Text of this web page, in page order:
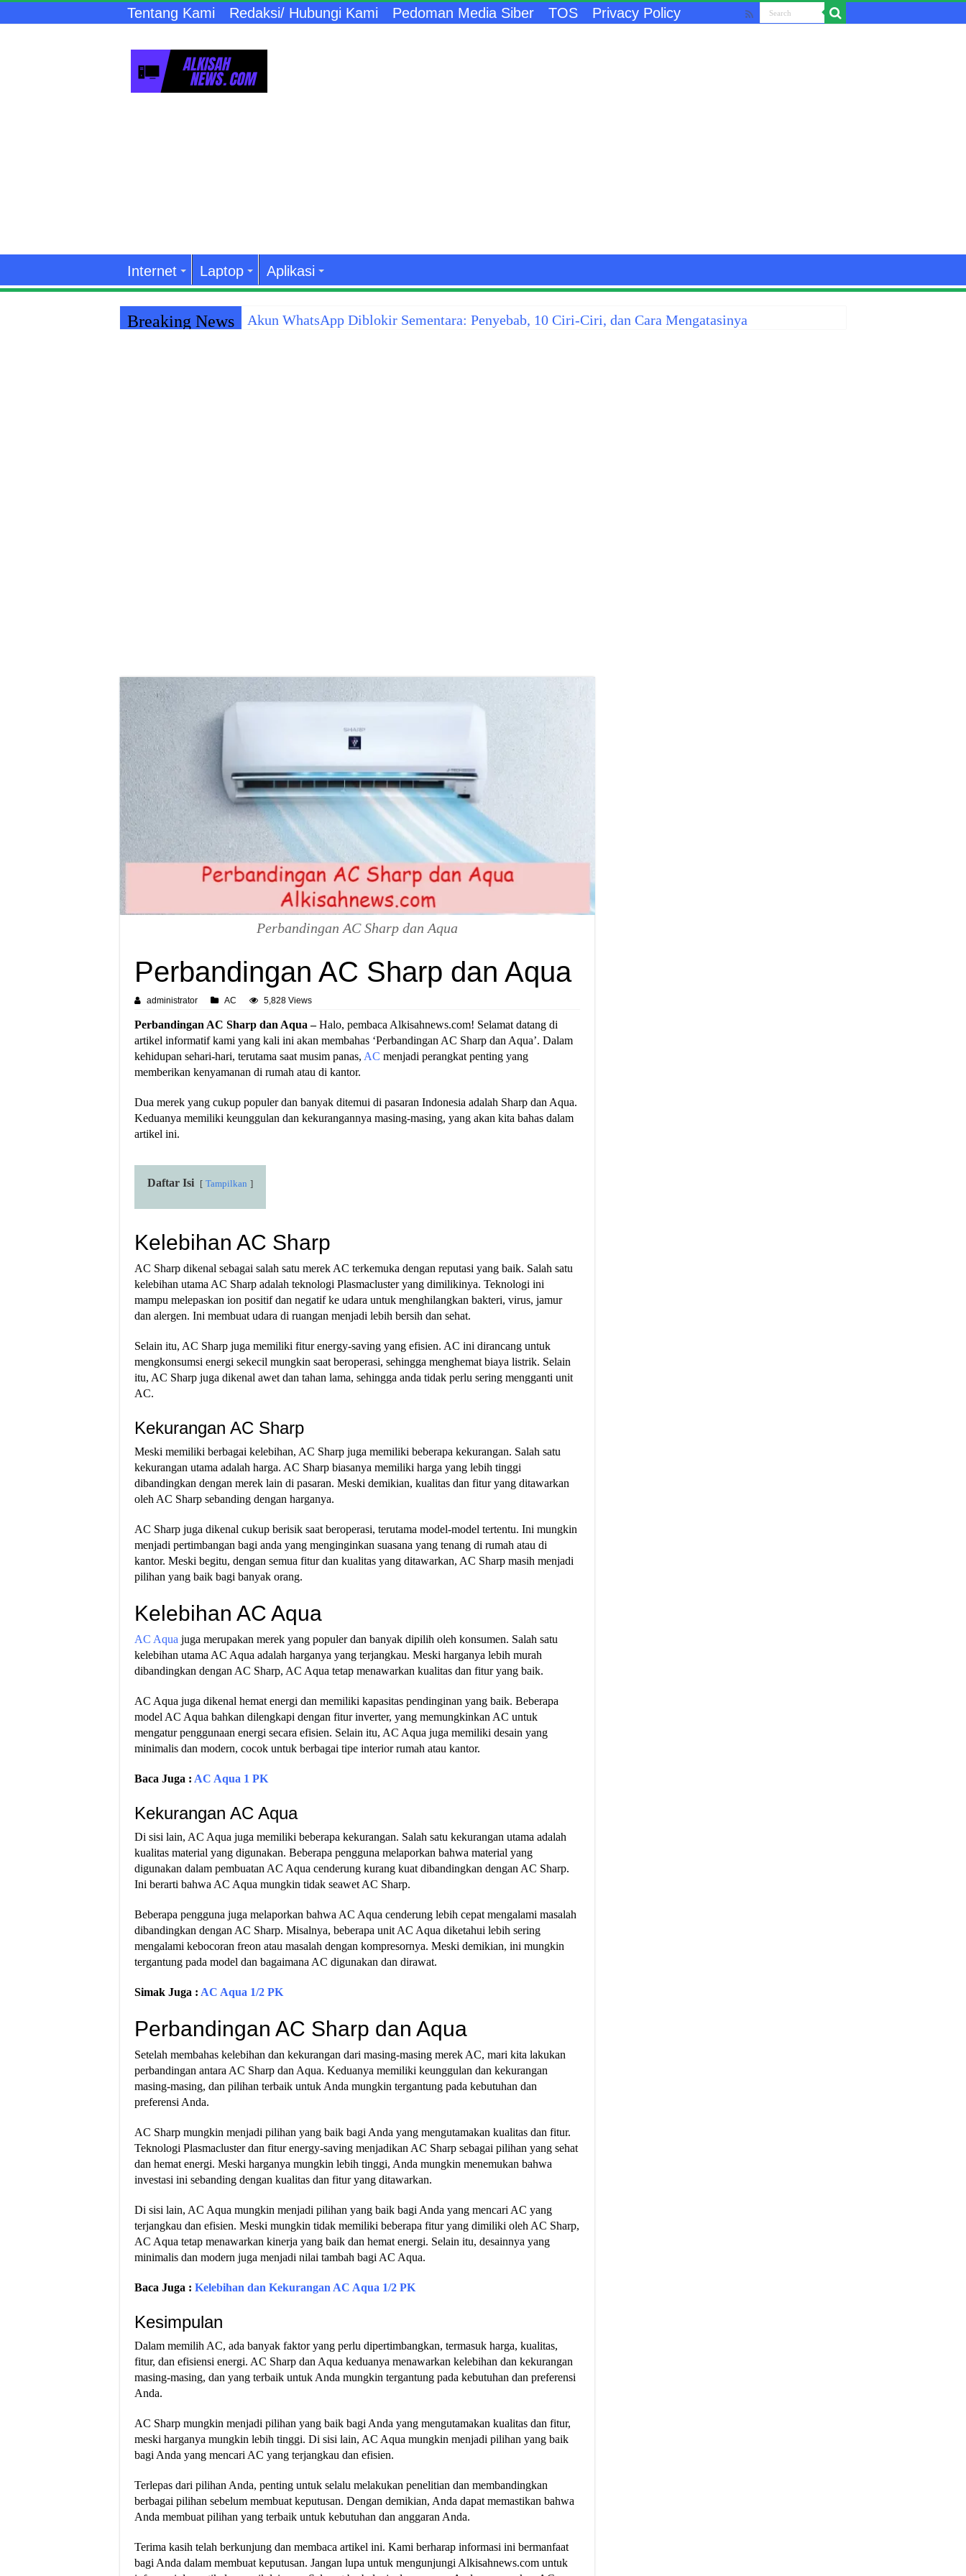
Tentang Kami Redaksi/ Hubungi Kami Pedoman Media Siber TOS Privacy Policy
Internet Laptop Aplikasi
Breaking News Akun WhatsApp Diblokir Sementara: Penyebab, 10 Ciri-Ciri, dan Cara Mengatasinya
Perbandingan AC Sharp dan Aqua
Perbandingan AC Sharp dan Aqua
administrator AC 5,828 Views
Perbandingan AC Sharp dan Aqua –Halo, pembaca Alkisahnews.com! Selamat datang di
artikel informatif kami yang kali ini akan membahas ‘Perbandingan AC Sharp dan Aqua’. Dalam
kehidupan sehari-hari, terutama saat musim panas, AC menjadi perangkat penting yang
memberikan kenyamanan di rumah atau di kantor.
Dua merek yang cukup populer dan banyak ditemui di pasaran Indonesia adalah Sharp dan Aqua.
Keduanya memiliki keunggulan dan kekurangannya masing-masing, yang akan kita bahas dalam
artikel ini.
Daftar Isi Tampilkan
Kelebihan AC Sharp
AC Sharp dikenal sebagai salah satu merek AC terkemuka dengan reputasi yang baik. Salah satu
kelebihan utama AC Sharp adalah teknologi Plasmacluster yang dimilikinya. Teknologi ini
mampu melepaskan ion positif dan negatif ke udara untuk menghilangkan bakteri, virus, jamur
dan alergen. Ini membuat udara di ruangan menjadi lebih bersih dan sehat.
Selain itu, AC Sharp juga memiliki fitur energy-saving yang efisien. AC ini dirancang untuk
mengkonsumsi energi sekecil mungkin saat beroperasi, sehingga menghemat biaya listrik. Selain
itu, AC Sharp juga dikenal awet dan tahan lama, sehingga anda tidak perlu sering mengganti unit
AC.
Kekurangan AC Sharp
Meski memiliki berbagai kelebihan, AC Sharp juga memiliki beberapa kekurangan. Salah satu
kekurangan utama adalah harga. AC Sharp biasanya memiliki harga yang lebih tinggi
dibandingkan dengan merek lain di pasaran. Meski demikian, kualitas dan fitur yang ditawarkan
oleh AC Sharp sebanding dengan harganya.
AC Sharp juga dikenal cukup berisik saat beroperasi, terutama model-model tertentu. Ini mungkin
menjadi pertimbangan bagi anda yang menginginkan suasana yang tenang di rumah atau di
kantor. Meski begitu, dengan semua fitur dan kualitas yang ditawarkan, AC Sharp masih menjadi
pilihan yang baik bagi banyak orang.
Kelebihan AC Aqua
AC Aqua juga merupakan merek yang populer dan banyak dipilih oleh konsumen. Salah satu
kelebihan utama AC Aqua adalah harganya yang terjangkau. Meski harganya lebih murah
dibandingkan dengan AC Sharp, AC Aqua tetap menawarkan kualitas dan fitur yang baik.
AC Aqua juga dikenal hemat energi dan memiliki kapasitas pendinginan yang baik. Beberapa
model AC Aqua bahkan dilengkapi dengan fitur inverter, yang memungkinkan AC untuk
mengatur penggunaan energi secara efisien. Selain itu, AC Aqua juga memiliki desain yang
minimalis dan modern, cocok untuk berbagai tipe interior rumah atau kantor.
Baca Juga : AC Aqua 1 PK
Kekurangan AC Aqua
Di sisi lain, AC Aqua juga memiliki beberapa kekurangan. Salah satu kekurangan utama adalah
kualitas material yang digunakan. Beberapa pengguna melaporkan bahwa material yang
digunakan dalam pembuatan AC Aqua cenderung kurang kuat dibandingkan dengan AC Sharp.
Ini berarti bahwa AC Aqua mungkin tidak seawet AC Sharp.
Beberapa pengguna juga melaporkan bahwa AC Aqua cenderung lebih cepat mengalami masalah
dibandingkan dengan AC Sharp. Misalnya, beberapa unit AC Aqua diketahui lebih sering
mengalami kebocoran freon atau masalah dengan kompresornya. Meski demikian, ini mungkin
tergantung pada model dan bagaimana AC digunakan dan dirawat.
Simak Juga : AC Aqua 1/2 PK
Perbandingan AC Sharp dan Aqua
Setelah membahas kelebihan dan kekurangan dari masing-masing merek AC, mari kita lakukan
perbandingan antara AC Sharp dan Aqua. Keduanya memiliki keunggulan dan kekurangan
masing-masing, dan pilihan terbaik untuk Anda mungkin tergantung pada kebutuhan dan
preferensi Anda.
AC Sharp mungkin menjadi pilihan yang baik bagi Anda yang mengutamakan kualitas dan fitur.
Teknologi Plasmacluster dan fitur energy-saving menjadikan AC Sharp sebagai pilihan yang sehat
dan hemat energi. Meski harganya mungkin lebih tinggi, Anda mungkin menemukan bahwa
investasi ini sebanding dengan kualitas dan fitur yang ditawarkan.
Di sisi lain, AC Aqua mungkin menjadi pilihan yang baik bagi Anda yang mencari AC yang
terjangkau dan efisien. Meski mungkin tidak memiliki beberapa fitur yang dimiliki oleh AC Sharp,
AC Aqua tetap menawarkan kinerja yang baik dan hemat energi. Selain itu, desainnya yang
minimalis dan modern juga menjadi nilai tambah bagi AC Aqua.
Baca Juga : Kelebihan dan Kekurangan AC Aqua 1/2 PK
Kesimpulan
Dalam memilih AC, ada banyak faktor yang perlu dipertimbangkan, termasuk harga, kualitas,
fitur, dan efisiensi energi. AC Sharp dan Aqua keduanya menawarkan kelebihan dan kekurangan
masing-masing, dan yang terbaik untuk Anda mungkin tergantung pada kebutuhan dan preferensi
Anda.
AC Sharp mungkin menjadi pilihan yang baik bagi Anda yang mengutamakan kualitas dan fitur,
meski harganya mungkin lebih tinggi. Di sisi lain, AC Aqua mungkin menjadi pilihan yang baik
bagi Anda yang mencari AC yang terjangkau dan efisien.
Terlepas dari pilihan Anda, penting untuk selalu melakukan penelitian dan membandingkan
berbagai pilihan sebelum membuat keputusan. Dengan demikian, Anda dapat memastikan bahwa
Anda membuat pilihan yang terbaik untuk kebutuhan dan anggaran Anda.
Terima kasih telah berkunjung dan membaca artikel ini. Kami berharap informasi ini bermanfaat
bagi Anda dalam membuat keputusan. Jangan lupa untuk mengunjungi Alkisahnews.com untuk